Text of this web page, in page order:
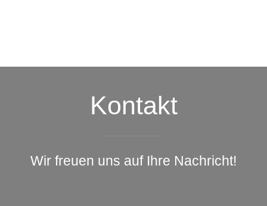
Kontakt
Wir freuen uns auf Ihre Nachricht!